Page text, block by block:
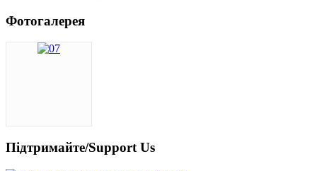
Фотогалерея
Підтримайте/Support Us